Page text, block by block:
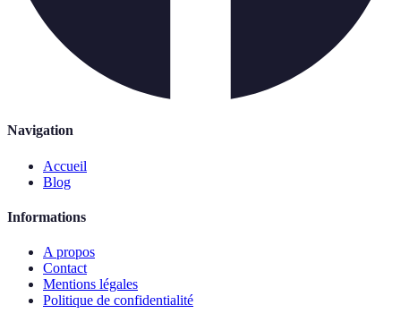
Navigation
Accueil
Blog
Informations
A propos
Contact
Mentions légales
Politique de confidentialité